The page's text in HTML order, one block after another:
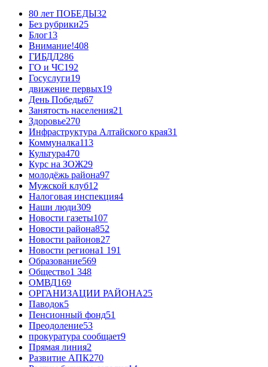
80 лет ПОБЕДЫ32
Без рубрики25
Блог13
Внимание!408
ГИБДД286
ГО и ЧС192
Госуслуги19
движение первых19
День Победы67
Занятость населения21
Здоровье270
Инфраструктура Алтайского края31
Коммуналка113
Культура470
Курс на ЗОЖ29
молодёжь района97
Мужской клуб12
Налоговая инспекция4
Наши люди309
Новости газеты107
Новости района852
Новости районов27
Новости региона1 191
Образование569
Общество1 348
ОМВД169
ОРГАНИЗАЦИИ РАЙОНА25
Паводок5
Пенсионный фонд51
Преодоление53
прокуратура сообщает9
Прямая линия2
Развитие АПК270